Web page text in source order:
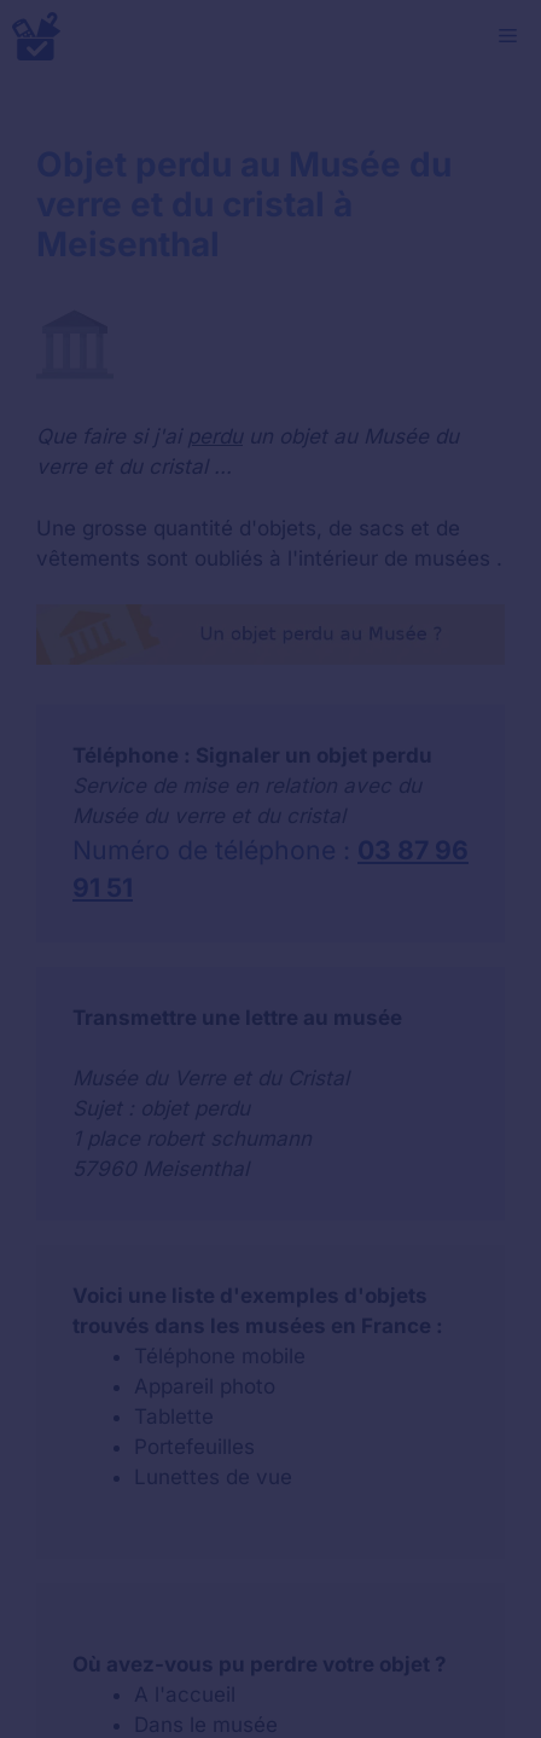
Aller
au
Que faire si j'ai perdu un objet au Musée du
verre et du cristal ...
Une grosse quantité d'objets, de sacs et de
vêtements sont oubliés à l'intérieur de musées .
Voici une liste d'exemples d'objets
trouvés dans les musées en France :
Téléphone mobile
Appareil photo
Tablette
Portefeuilles
Lunettes de vue
Où avez-vous pu perdre votre objet ?
A l'accueil
Dans le musée